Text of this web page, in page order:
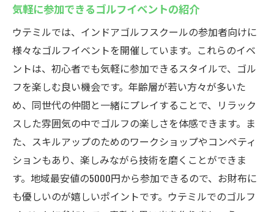
気軽に参加できるゴルフイベントの紹介
ウテミルでは、インドアゴルフスクールの参加者向けに
様々なゴルフイベントを開催しています。これらのイベ
ントは、初心者でも気軽に参加できるスタイルで、ゴル
フを楽しむ良い機会です。年齢層が若い方々が多いた
め、同世代の仲間と一緒にプレイすることで、リラック
スした雰囲気の中でゴルフの楽しさを体感できます。ま
た、スキルアップのためのワークショップやコンペティ
ションもあり、楽しみながら技術を磨くことができま
す。地域最安値の5000円から参加できるので、お財布に
も優しいのが嬉しいポイントです。ウテミルでのゴルフ